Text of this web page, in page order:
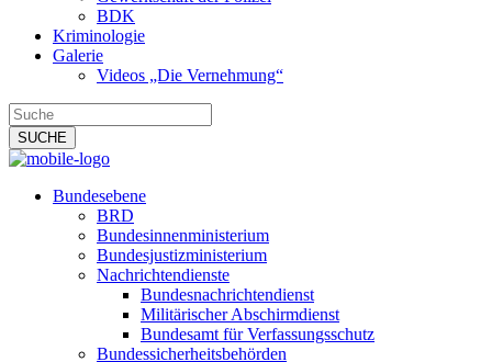
BDK
Kriminologie
Galerie
Videos „Die Vernehmung“
Bundesebene
BRD
Bundesinnenministerium
Bundesjustizministerium
Nachrichtendienste
Bundesnachrichtendienst
Militärischer Abschirmdienst
Bundesamt für Verfassungsschutz
Bundessicherheitsbehörden